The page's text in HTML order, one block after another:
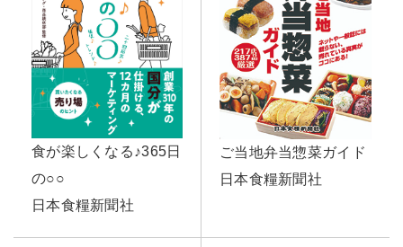
食が楽しくなる♪365日
の○○
日本食糧新聞社
ご当地弁当惣菜ガイド
日本食糧新聞社